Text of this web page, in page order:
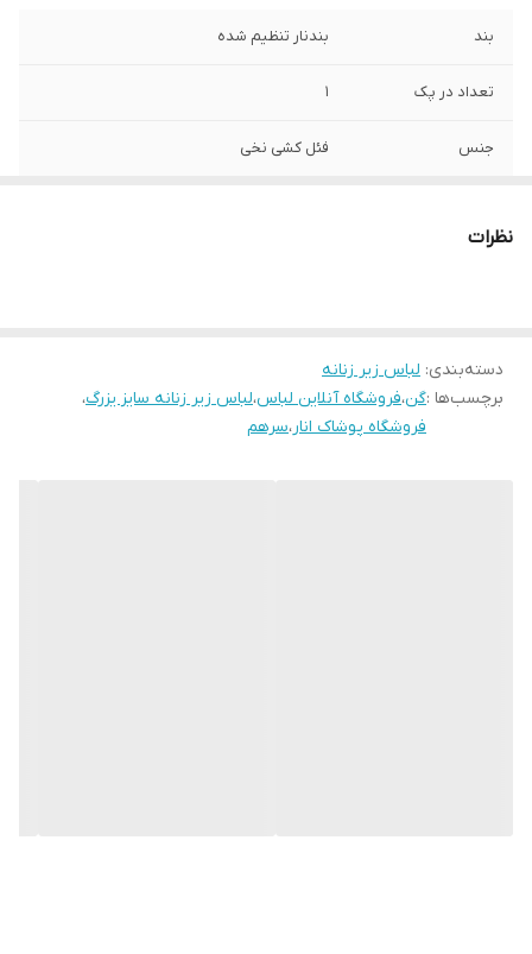
بند بندنار تنظیم شده
تعداد در پک 1
جنس فئل کشی نخی
نظرات
دسته‌بندی: لباس زیر زنانه
برچسب‌ها :گن،فروشگاه آنلاین لباس،لباس زیر زنانه سایز یزرگ،
فروشگاه پوشاک انار،سرهم